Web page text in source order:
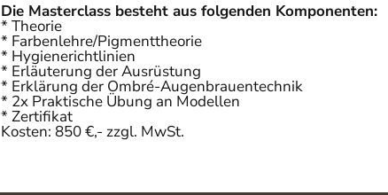
Die Masterclass besteht aus folgenden Komponenten:
* Theorie
* Farbenlehre/Pigmenttheorie
* Hygienerichtlinien
* Erläuterung der Ausrüstung
* Erklärung der Ombré-Augenbrauentechnik
* 2x Praktische Übung an Modellen
* Zertifikat
Kosten: 850 €,- zzgl. MwSt.